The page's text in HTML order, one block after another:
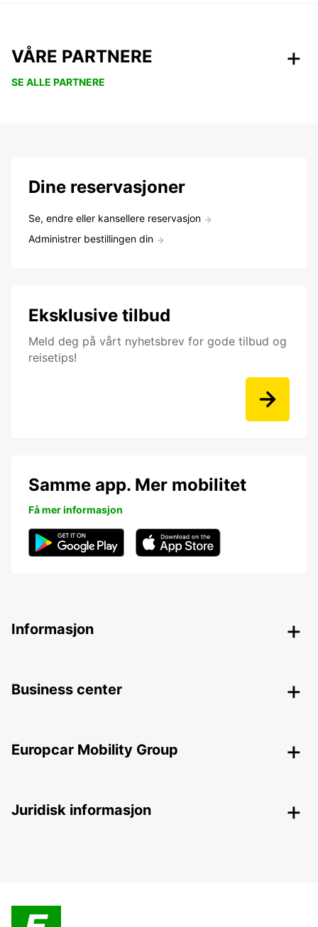
VÅRE PARTNERE
SE ALLE PARTNERE
Dine reservasjoner
Se, endre eller kansellere reservasjon
Administrer bestillingen din
Eksklusive tilbud
Meld deg på vårt nyhetsbrev for gode tilbud og
reisetips!
Samme app. Mer mobilitet
Få mer informasjon
Informasjon
Business center
Europcar Mobility Group
Juridisk informasjon